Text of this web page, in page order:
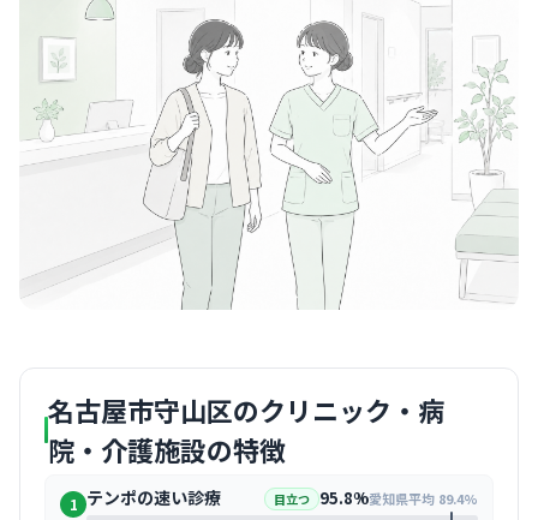
名古屋市守山区のクリニック・病
院・介護施設の特徴
1 テンポの速い診療 目立つ 95.8%愛知県平均 89.4%